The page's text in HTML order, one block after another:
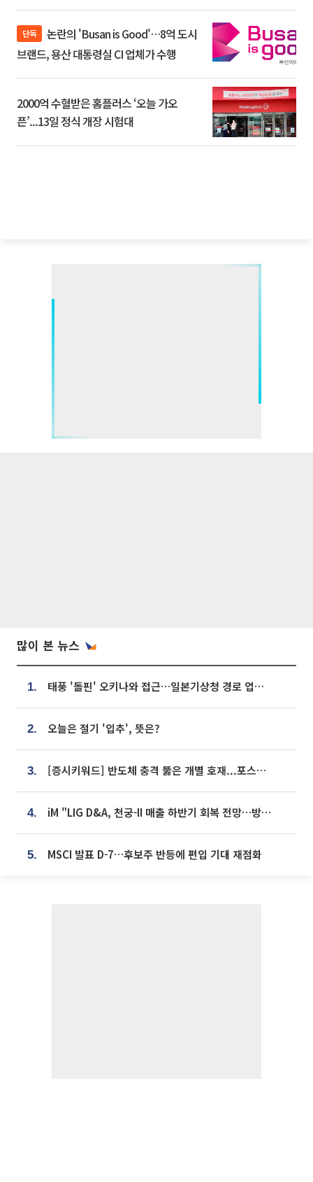
단독
브랜드, 용산 대통령실 CI 업체가 수행
2000억 수혈받은 홈플러스 ‘오늘 가오
픈’...13일 정식 개장 시험대
많이 본 뉴스
1. 태풍 '돌핀' 오키나와 접근…일본기상청 경로 업데이트
2. 오늘은 절기 '입추', 뜻은?
3. [증시키워드] 반도체 충격 뚫은 개별 호재...포스코퓨처엠·에코프로·한화솔루션 '눈길'
4. iM "LIG D&A, 천궁-II 매출 하반기 회복 전망…방산 톱픽 유지"
5. MSCI 발표 D-7…후보주 반등에 편입 기대 재점화